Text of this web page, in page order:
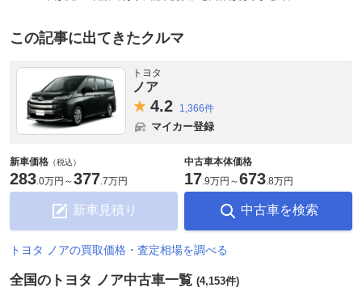
この記事に出てきたクルマ
トヨタ
ノア
4.2 1,366件
マイカー登録
新車価格 （税込）
283.0万円 ～377.7万円
新車見積り
中古車本体価格
17.9万円 ～673.8万円
中古車を検索
トヨタ ノアの買取価格・査定相場を調べる
全国のトヨタ ノア中古車一覧 (4,153件)